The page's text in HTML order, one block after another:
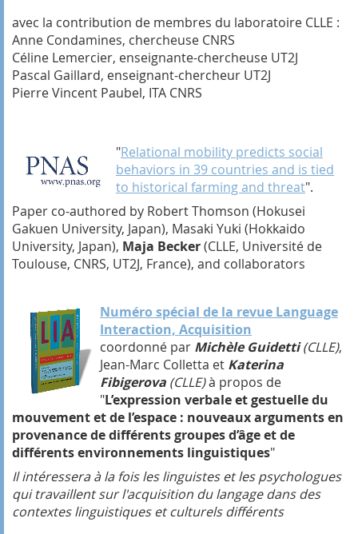
avec la contribution de membres du laboratoire CLLE :
Anne Condamines, chercheuse CNRS
Céline Lemercier, enseignante-chercheuse UT2J
Pascal Gaillard, enseignant-chercheur UT2J
Pierre Vincent Paubel, ITA CNRS
"Relational mobility predicts social
behaviors in 39 countries and is tied
to historical farming and threat".
Paper co-authored by Robert Thomson (Hokusei
Gakuen University, Japan), Masaki Yuki (Hokkaido
University, Japan), Maja Becker(CLLE, Université de
Toulouse, CNRS, UT2J, France), and collaborators
Numéro spécial de la revue Language
Interaction, Acquisition
coordonné par Michèle Guidetti(CLLE),
Jean-Marc Colletta et Katerina
Fibigerova (CLLE)à propos de
"L’expression verbale et gestuelle du
mouvement et de l’espace : nouveaux arguments en
provenance de différents groupes d’âge et de
différents environnements linguistiques"
Il intéressera à la fois les linguistes et les psychologues
qui travaillent sur l'acquisition du langage dans des
contextes linguistiques et culturels différents